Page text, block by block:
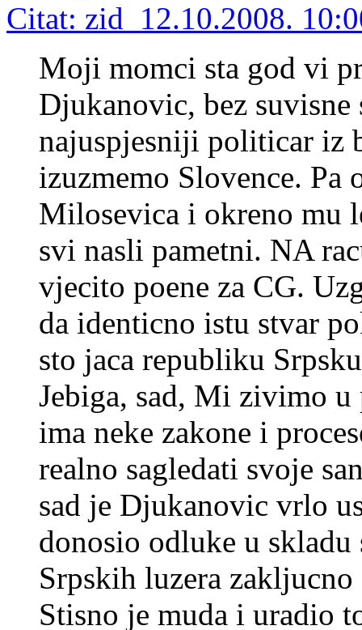
Citat: zid 12.10.2008.
Moji momci sta god vi
Djukanovic, bez
najuspjesniji politicar iz
izuzmemo Slovence. Pa
Milosevica i okreno mu
svi nasli pametni. NA
vjecito poene za CG.
da identicno istu stvar
sto jaca republiku
Jebiga, sad, Mi zivimo
ima neke zakone i
realno sagledati svoje
sad je Djukanovic vrlo
donosio odluke u
Srpskih luzera zakljucno
Stisno je muda i uradio